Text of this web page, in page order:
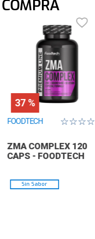
37 %
FOODTECH ☆☆☆☆
ZMA COMPLEX 120
CAPS - FOODTECH
Sin Sabor